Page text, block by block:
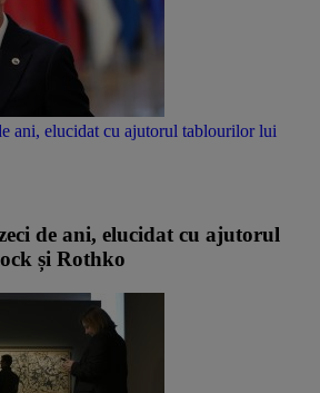
ani, elucidat cu ajutorul tablourilor lui
de ani, elucidat cu ajutorul
și Rothko